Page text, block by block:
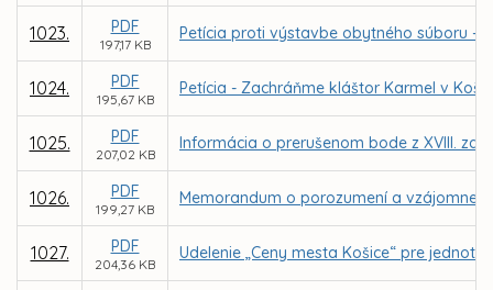
1023. PDF
197,17 KB
Petícia proti výstavbe obytného súboru -
1024. PDF
195,67 KB
Petícia - Zachráňme kláštor Karmel v
1025. PDF
207,02 KB
Informácia o prerušenom bode z XVIII.
1026. PDF
199,27 KB
Memorandum o porozumení a vzájomnej
1027. PDF
204,36 KB
Udelenie „Ceny mesta Košice“ pre